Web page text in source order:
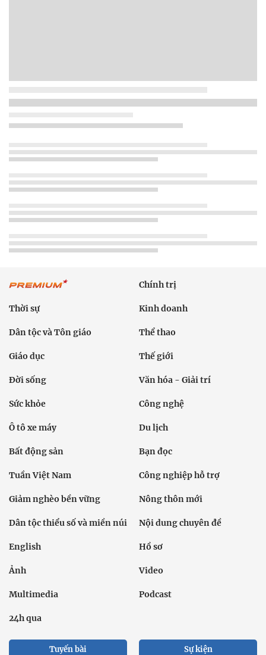
Chính trị
Thời sự Kinh doanh
Dân tộc và Tôn giáo Thể thao
Giáo dục Thế giới
Đời sống Văn hóa - Giải trí
Sức khỏe Công nghệ
Ô tô xe máy Du lịch
Bất động sản Bạn đọc
Tuần Việt Nam Công nghiệp hỗ trợ
Giảm nghèo bền vững Nông thôn mới
Dân tộc thiểu số và miền núi Nội dung chuyên đề
English Hồ sơ
Ảnh Video
Multimedia Podcast
24h qua
Tuyến bài Sự kiện